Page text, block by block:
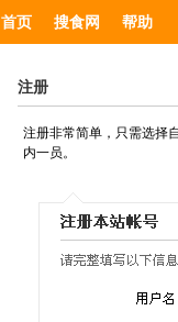
首页 搜食网 帮助
注册
注册非常简单，只需选择
内一员。